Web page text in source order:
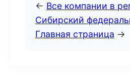
← Все компании в
Сибирский
Главная страница →